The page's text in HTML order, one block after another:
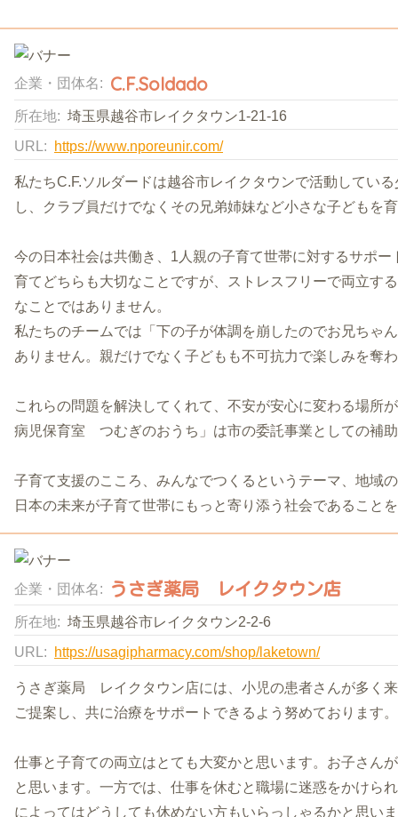
企業・団体名: C.F.Soldado
所在地: 埼玉県越谷市レイクタウン1-21-16
URL:
https://www.nporeunir.com/
私たちC.F.ソルダードは越谷市レイクタウンで活動してい
し、クラブ員だけでなくその兄弟姉妹など小さな子どもを
今の日本社会は共働き、1人親の子育て世帯に対するサポ
育てどちらも大切なことですが、ストレスフリーで両立す
なことではありません。
私たちのチームでは「下の子が体調を崩したのでお兄ちゃ
ありません。親だけでなく子どもも不可抗力で楽しみを奪
これらの問題を解決してくれて、不安が安心に変わる場所
病児保育室 つむぎのおうち」は市の委託事業としての補
子育て支援のこころ、みんなでつくるというテーマ、地域
日本の未来が子育て世帯にもっと寄り添う社会であること
企業・団体名: うさぎ薬局 レイクタウン店
所在地: 埼玉県越谷市レイクタウン2-2-6
URL:
https://usagipharmacy.com/shop/laketown/
うさぎ薬局 レイクタウン店には、小児の患者さんが多く
ご提案し、共に治療をサポートできるよう努めております。
仕事と子育ての両立はとても大変かと思います。お子さん
と思います。一方では、仕事を休むと職場に迷惑をかけら
によってはどうしても休めない方もいらっしゃるかと思い